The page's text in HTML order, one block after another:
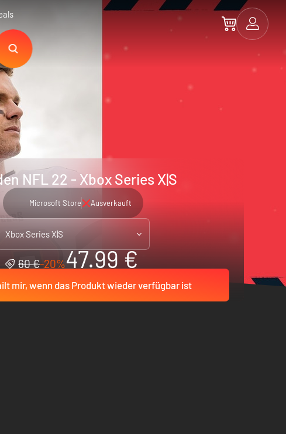
NFL 22 - Xbox Series X|S
Microsoft Store Ausverkauft
Xbox Series X|S
60 €-20%47.99 €
mir, wenn das Produkt wieder verfügbar ist